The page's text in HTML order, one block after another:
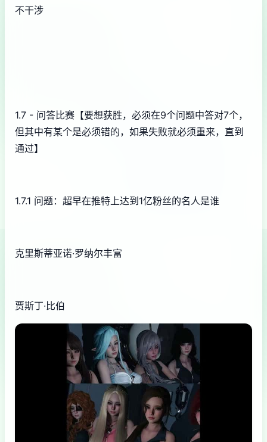
不干涉
1.7 - 问答比赛【要想获胜，必须在9个问题中答对7个，
但其中有某个是必须错的，如果失败就必须重来，直到
通过】
1.7.1 问题：超早在推特上达到1亿粉丝的名人是谁
克里斯蒂亚诺·罗纳尔丰富
贾斯丁·比伯